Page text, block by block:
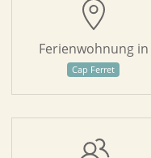
Ferienwohnung in
Cap Ferret